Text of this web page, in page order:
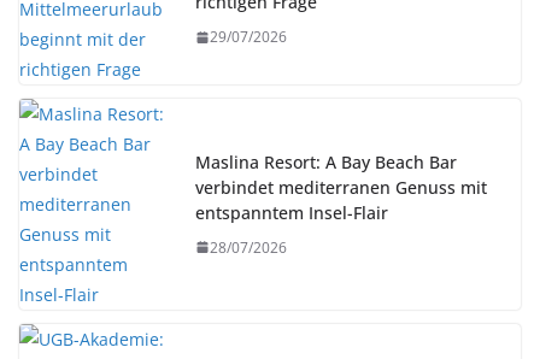
29/07/2026
Maslina Resort: A Bay Beach Bar
verbindet mediterranen Genuss mit
entspanntem Insel-Flair
28/07/2026